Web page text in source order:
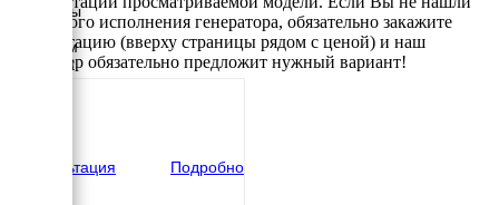
Размеры
1250 мм
Ширина
Консультация
Подробно
требуемого исполнения генератора, обязательно закажите
консультацию (вверху страницы рядом с ценой) и наш
менеджер обязательно предложит нужный вариант!